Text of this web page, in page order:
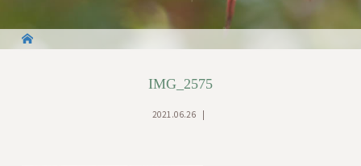
IMG_2575
2021.06.26